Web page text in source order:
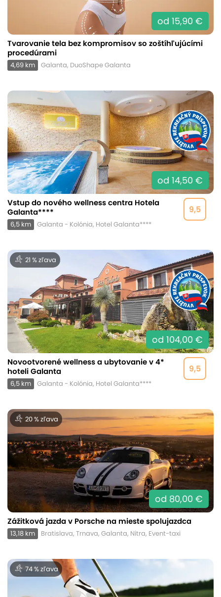
od 15,90 €
Tvarovanie tela bez kompromisov so zoštíhľujúcími
procedúrami
4,69 km Galanta, DuoShape Galanta
od 14,50 €
9,5
Vstup do nového wellness centra Hotela
Galanta****
6,5 km Galanta - Kolónia, Hotel Galanta****
21 % zľava
od 104,00 €
9,5
Novootvorené wellness a ubytovanie v 4*
hoteli Galanta
6,5 km Galanta - Kolónia, Hotel Galanta****
20 % zľava
od 80,00 €
Zážitková jazda v Porsche na mieste spolujazdca
13,18 km Bratislava, Trnava, Galanta, Nitra, Event-taxi
74 % zľava